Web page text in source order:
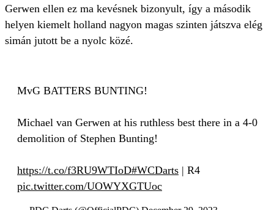
Gerwen ellen ez ma kevésnek bizonyult, így a második
helyen kiemelt holland nagyon magas szinten játszva elég
simán jutott be a nyolc közé.
MvG BATTERS BUNTING!
Michael van Gerwen at his ruthless best there in a 4-0
demolition of Stephen Bunting!
https://t.co/f3RU9WTIoD#WCDarts | R4
pic.twitter.com/UOWYXGTUoc